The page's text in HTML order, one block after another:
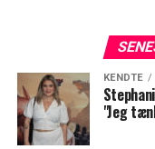
KENDTE
"Jeg